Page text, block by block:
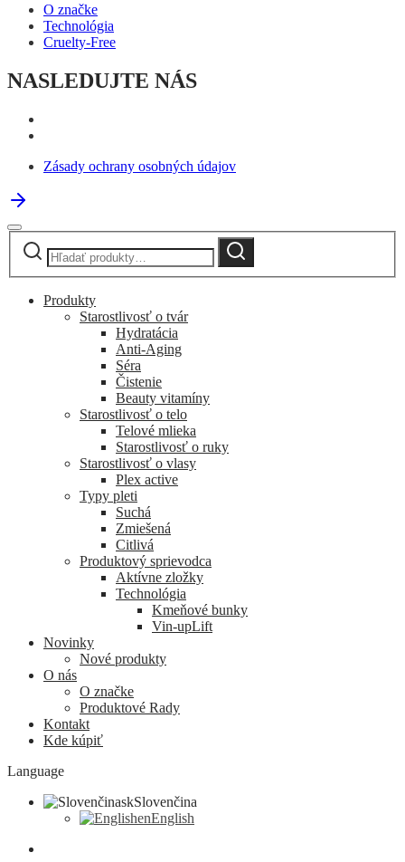
O značke
Technológia
Cruelty-Free
NASLEDUJTE NÁS
Zásady ochrany osobných údajov
Hľadať:
Vyhľadávanie
Produkty
Starostlivosť o tvár
Hydratácia
Anti-Aging
Séra
Čistenie
Beauty vitamíny
Starostlivosť o telo
Telové mlieka
Starostlivosť o ruky
Starostlivosť o vlasy
Plex active
Typy pleti
Suchá
Zmiešená
Citlivá
Produktový sprievodca
Aktívne zložky
Technológia
Kmeňové bunky
Vin-upLift
Novinky
Nové produkty
O nás
O značke
Produktové Rady
Kontakt
Kde kúpiť
Language
skSlovenčina
enEnglish